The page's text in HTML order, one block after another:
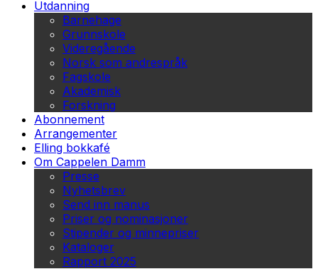
Utdanning
Barnehage
Grunnskole
Videregående
Norsk som andrespråk
Fagskole
Akademisk
Forskning
Abonnement
Arrangementer
Elling bokkafé
Om Cappelen Damm
Presse
Nyhetsbrev
Send inn manus
Priser og nominasjoner
Stipender og minnepriser
Kataloger
Rapport 2025